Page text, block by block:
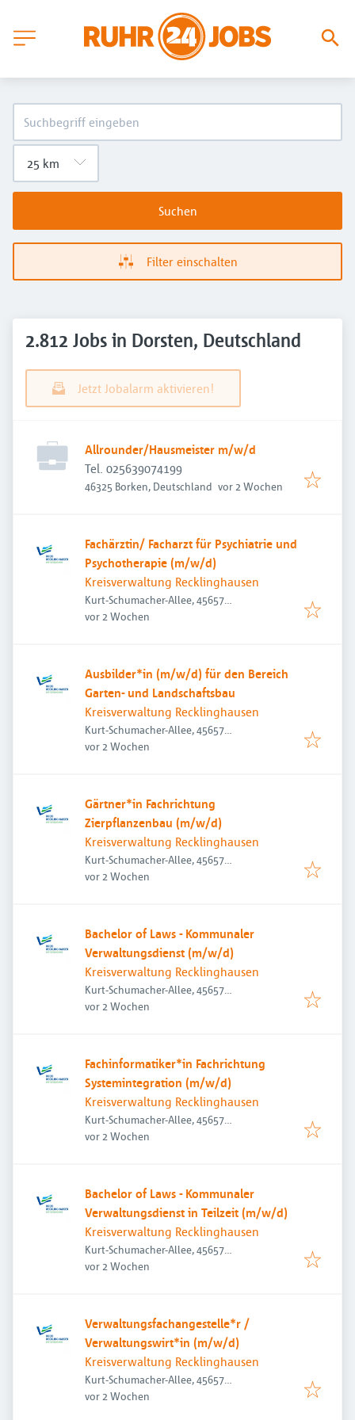
Suchen
Filter einschalten
2.812 Jobs in Dorsten, Deutschland
Jetzt Jobalarm aktivieren!
Allrounder/Hausmeister m/w/d
Tel. 025639074199
46325 Borken, Deutschland Veröffentlicht
vor 2 Wochen
Fachärztin/ Facharzt für Psychiatrie und
Psychotherapie (m/w/d)
Kreisverwaltung Recklinghausen
Kurt-Schumacher-Allee, 45657
Recklinghausen, Deutschland
Veröffentlicht
vor 2 Wochen
Ausbilder*in (m/w/d) für den Bereich
Garten- und Landschaftsbau
Kreisverwaltung Recklinghausen
Kurt-Schumacher-Allee, 45657
Recklinghausen, Deutschland
Veröffentlicht
vor 2 Wochen
Gärtner*in Fachrichtung
Zierpflanzenbau (m/w/d)
Kreisverwaltung Recklinghausen
Kurt-Schumacher-Allee, 45657
Recklinghausen, Deutschland
Veröffentlicht
vor 2 Wochen
Bachelor of Laws - Kommunaler
Verwaltungsdienst (m/w/d)
Kreisverwaltung Recklinghausen
Kurt-Schumacher-Allee, 45657
Recklinghausen, Deutschland
Veröffentlicht
vor 2 Wochen
Fachinformatiker*in Fachrichtung
Systemintegration (m/w/d)
Kreisverwaltung Recklinghausen
Kurt-Schumacher-Allee, 45657
Recklinghausen, Deutschland
Veröffentlicht
vor 2 Wochen
Bachelor of Laws - Kommunaler
Verwaltungsdienst in Teilzeit (m/w/d)
Kreisverwaltung Recklinghausen
Kurt-Schumacher-Allee, 45657
Recklinghausen, Deutschland
Veröffentlicht
vor 2 Wochen
Verwaltungsfachangestelle*r /
Verwaltungswirt*in (m/w/d)
Kreisverwaltung Recklinghausen
Kurt-Schumacher-Allee, 45657
Recklinghausen, Deutschland
Veröffentlicht
vor 2 Wochen